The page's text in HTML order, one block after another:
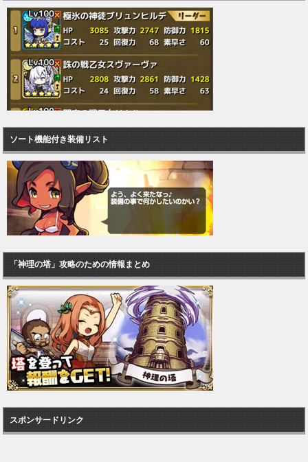
ソート機能付き装備リスト
「神理の塔」攻略のための情報まとめ
スポンサードリンク